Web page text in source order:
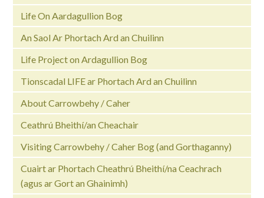
Life On Aardagullion Bog
An Saol Ar Phortach Ard an Chuilinn
Life Project on Ardagullion Bog
Tionscadal LIFE ar Phortach Ard an Chuilinn
About Carrowbehy / Caher
Ceathrú Bheithí/an Cheachair
Visiting Carrowbehy / Caher Bog (and Gorthaganny)
Cuairt ar Phortach Cheathrú Bheithí/na Ceachrach
(agus ar Gort an Ghainimh)